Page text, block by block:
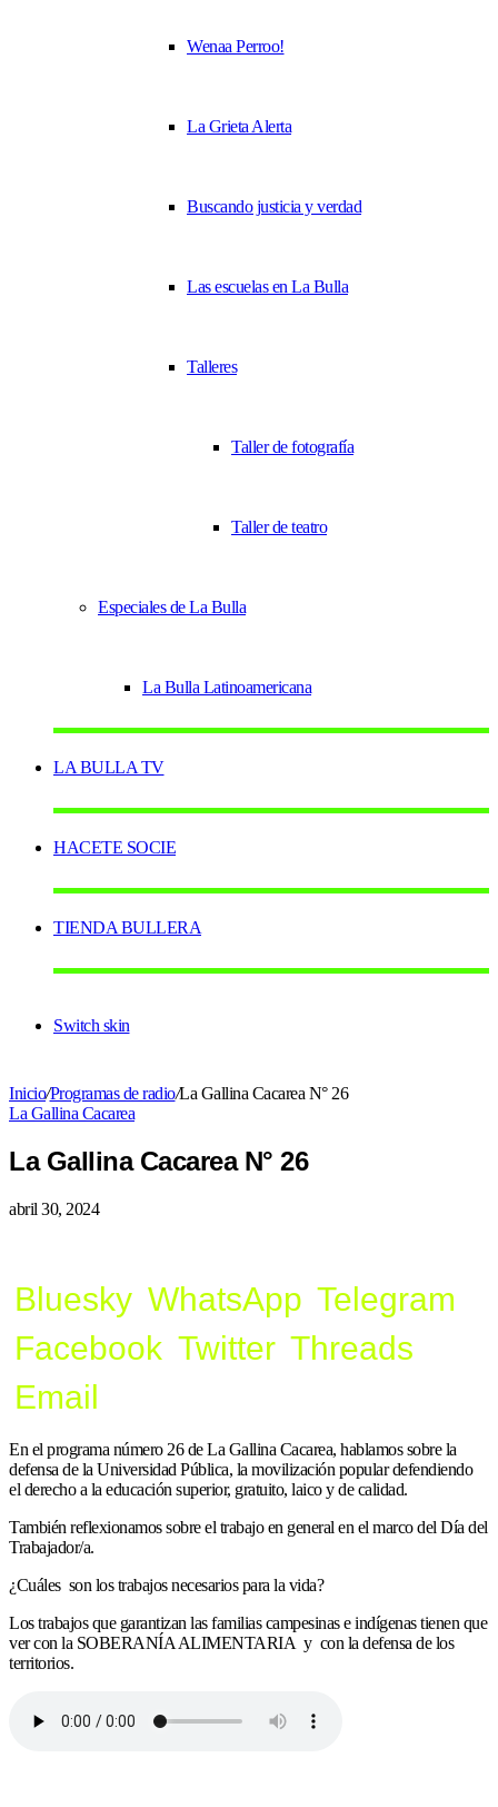
Wenaa Perroo!
La Grieta Alerta
Buscando justicia y verdad
Las escuelas en La Bulla
Talleres
Taller de fotografía
Taller de teatro
Especiales de La Bulla
La Bulla Latinoamericana
LA BULLA TV
HACETE SOCIE
TIENDA BULLERA
Switch skin
Inicio/Programas de radio/La Gallina Cacarea N° 26
La Gallina Cacarea
La Gallina Cacarea N° 26
abril 30, 2024
Bluesky WhatsApp Telegram
Facebook Twitter Threads
Email
En el programa número 26 de La Gallina Cacarea, hablamos sobre la
defensa de la Universidad Pública, la movilización popular defendiendo
el derecho a la educación superior, gratuito, laico y de calidad.
También reflexionamos sobre el trabajo en general en el marco del Día del
Trabajador/a.
¿Cuáles son los trabajos necesarios para la vida?
Los trabajos que garantizan las familias campesinas e indígenas tienen que
ver con la SOBERANÍA ALIMENTARIA y con la defensa de los
territorios.